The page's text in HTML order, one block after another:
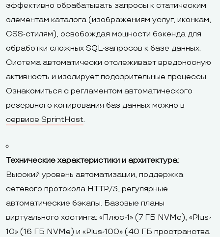
эффективно обрабатывать запросы к статическим
элементам каталога (изображениям услуг, иконкам,
CSS-стилям), освобождая мощности бэкенда для
обработки сложных SQL-запросов к базе данных.
Система автоматически отслеживает вредоносную
активность и изолирует подозрительные процессы.
Ознакомиться с регламентом автоматического
резервного копирования баз данных можно в
сервисе SprintHost.
Технические характеристики и архитектура:
Высокий уровень автоматизации, поддержка
сетевого протокола HTTP/3, регулярные
автоматические бэкапы. Базовые планы
виртуального хостинга: «Плюс-1» (7 ГБ NVMe), «Plus-
10» (16 ГБ NVMe) и «Plus-100» (40 ГБ пространства